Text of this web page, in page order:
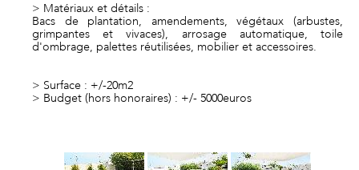
> Matériaux et détails :
Bacs de plantation, amendements, végétaux (arbustes,
grimpantes et vivaces), arrosage automatique, toile
d'ombrage, palettes réutilisées, mobilier et accessoires.
> Surface : +/-20m2
> Budget (hors honoraires) : +/- 5000euros